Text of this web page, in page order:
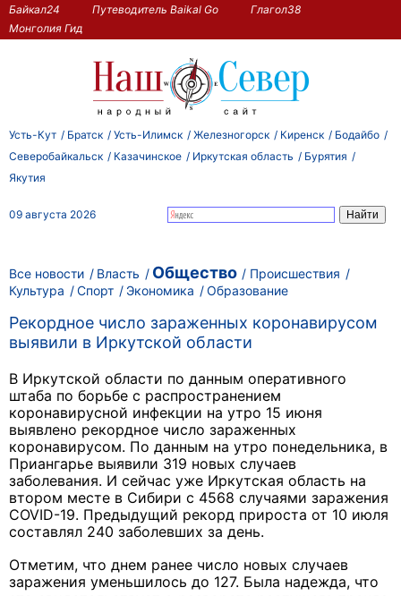
Байкал24 Путеводитель Baikal Go
Глагол38
Монголия Гид
Усть-Кут Братск Усть-Илимск Железногорск Киренск
Бодайбо
Северобайкальск
Казачинское Иркутская область
Бурятия
Якутия
09 августа 2026
Все новости Власть Общество
Происшествия
Культура
Спорт Экономика Образование
Рекордное число зараженных коронавирусом
выявили в Иркутской области
В Иркутской области по данным оперативного
штаба по борьбе с распространением
коронавирусной инфекции на утро 15 июня
выявлено рекордное число зараженных
коронавирусом. По данным на утро понедельника, в
Приангарье выявили 319 новых случаев
заболевания. И сейчас уже Иркутская область на
втором месте в Сибири с 4568 случаями заражения
COVID-19. Предыдущий рекорд прироста от 10 июля
составлял 240 заболевших за день.
Отметим, что днем ранее число новых случаев
заражения уменьшилось до 127. Была надежда, что